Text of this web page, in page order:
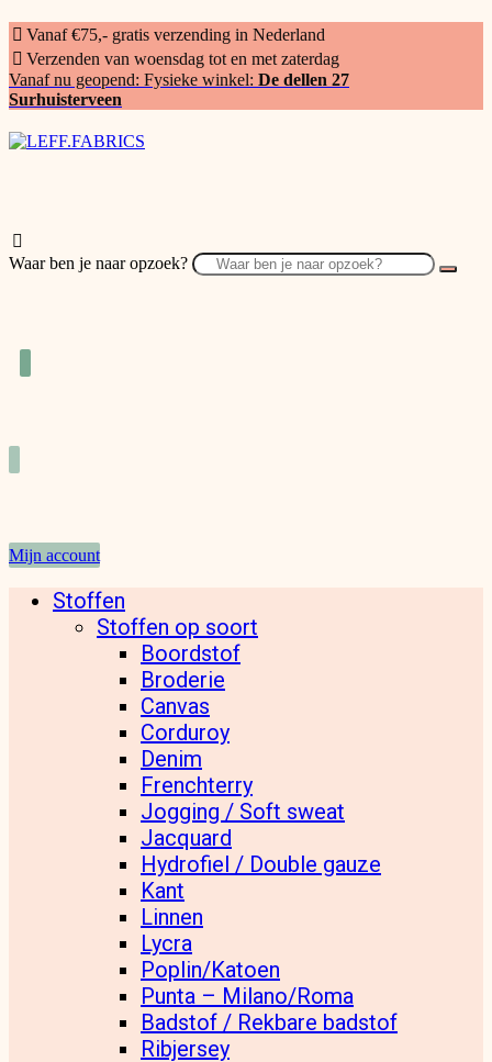
Vanaf €75,- gratis verzending in Nederland
Verzenden van woensdag tot en met zaterdag
Vanaf nu geopend: Fysieke winkel: De dellen 27
Surhuisterveen
Waar ben je naar opzoek?
Mijn account
Stoffen
Stoffen op soort
Boordstof
Broderie
Canvas
Corduroy
Denim
Frenchterry
Jogging / Soft sweat
Jacquard
Hydrofiel / Double gauze
Kant
Linnen
Lycra
Poplin/Katoen
Punta – Milano/Roma
Badstof / Rekbare badstof
Ribjersey